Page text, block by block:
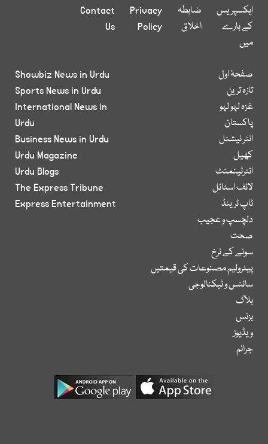
ایکسپریس
کے بارے
میں
ضابطہ
اخلاق
Privacy
Policy
Contact
Us
صفحۂ اول
تازہ ترین
غزہ لہو لہو
پاکستان
انٹر نیشنل
کھیل
انٹرٹینمنٹ
لائف اسٹائل
ٹاپ ٹرینڈ
دلچسپ و عجیب
صحت
سونے کے نرخ
پیٹرولیم مصنوعات کی قیمتیں
سائنس و ٹیکنالوجی
بلاگ
بزنس
ویڈیوز
جرائم
Showbiz News in Urdu
Sports News in Urdu
International News in
Urdu
Business News in Urdu
Urdu Magazine
Urdu Blogs
The Express Tribune
Express Entertainment